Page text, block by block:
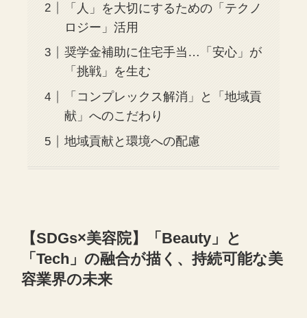
「人」を大切にするための「テクノ
ロジー」活用
奨学金補助に住宅手当…「安心」が
「挑戦」を生む
「コンプレックス解消」と「地域貢
献」へのこだわり
地域貢献と環境への配慮
【SDGs×美容院】「Beauty」と
「Tech」の融合が描く、持続可能な美
容業界の未来